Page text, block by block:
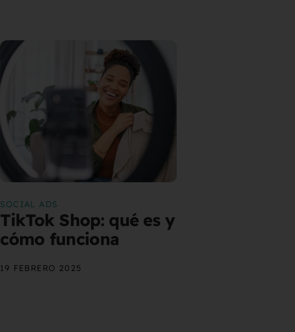
SOCIAL ADS
TikTok Shop: qué es y
cómo funciona
19 FEBRERO 2025